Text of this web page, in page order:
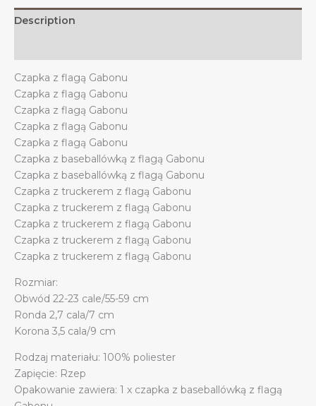
mężczyzn
quantity
Description
Czapka z flagą Gabonu
Czapka z flagą Gabonu
Czapka z flagą Gabonu
Czapka z flagą Gabonu
Czapka z flagą Gabonu
Czapka z baseballówką z flagą Gabonu
Czapka z baseballówką z flagą Gabonu
Czapka z truckerem z flagą Gabonu
Czapka z truckerem z flagą Gabonu
Czapka z truckerem z flagą Gabonu
Czapka z truckerem z flagą Gabonu
Czapka z truckerem z flagą Gabonu
Rozmiar:
Obwód 22-23 cale/55-59 cm
Ronda 2,7 cala/7 cm
Korona 3,5 cala/9 cm
Rodzaj materiału: 100% poliester
Zapięcie: Rzep
Opakowanie zawiera: 1 x czapka z baseballówką z flagą